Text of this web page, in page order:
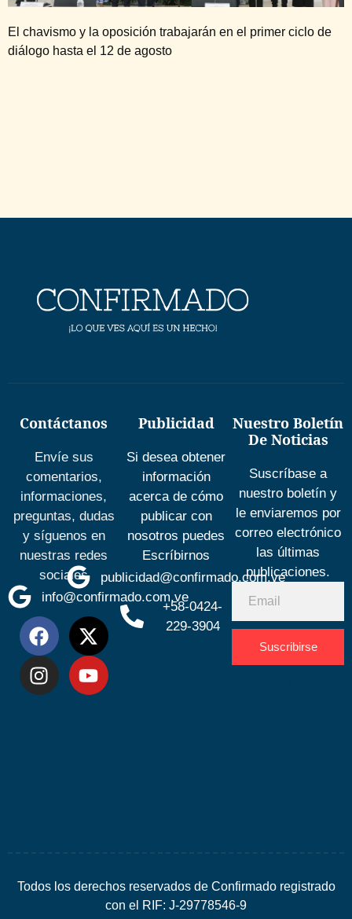
El chavismo y la oposición trabajarán en el primer ciclo de
diálogo hasta el 12 de agosto
Contáctanos
Envíe sus
comentarios,
informaciones,
preguntas, dudas
y síguenos en
nuestras redes
sociales
info@confirmado.com.ve
Publicidad
Si desea obtener
información
acerca de cómo
publicar con
nosotros puedes
Escríbirnos
publicidad@confirmado.com.ve
+58-0424-
229-3904
Nuestro Boletín
De Noticias
Suscríbase a
nuestro boletín y
le enviaremos por
correo electrónico
las últimas
publicaciones.
Suscribirse
Todos los derechos reservados de Confirmado registrado
con el RIF: J-29778546-9